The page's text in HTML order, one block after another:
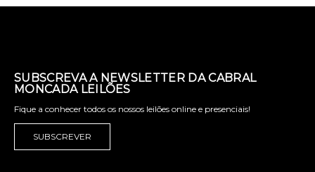
SUBSCREVA A NEWSLETTER DA CABRAL
MONCADA LEILÕES
Fique a conhecer todos os nossos leilões online e presenciais!
SUBSCREVER